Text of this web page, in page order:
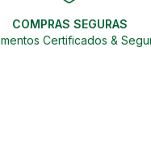
COMPRAS SEGURAS
Certificados &